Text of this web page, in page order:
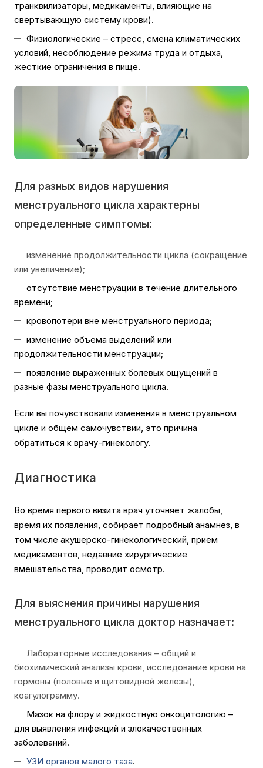
транквилизаторы, медикаменты, влияющие на
свертывающую систему крови).
Физиологические – стресс, смена климатических
условий, несоблюдение режима труда и отдыха,
жесткие ограничения в пище.
Для разных видов нарушения
менструального цикла характерны
определенные симптомы:
изменение продолжительности цикла (сокращение
или увеличение);
отсутствие менструации в течение длительного
времени;
кровопотери вне менструального периода;
изменение объема выделений или
продолжительности менструации;
появление выраженных болевых ощущений в
разные фазы менструального цикла.
Если вы почувствовали изменения в менструальном
цикле и общем самочувствии, это причина
обратиться к врачу-гинекологу.
Диагностика
Во время первого визита врач уточняет жалобы,
время их появления, собирает подробный анамнез, в
том числе акушерско-гинекологический, прием
медикаментов, недавние хирургические
вмешательства, проводит осмотр.
Для выяснения причины нарушения
менструального цикла доктор назначает:
Лабораторные исследования – общий и
биохимический анализы крови, исследование крови на
гормоны (половые и щитовидной железы),
коагулограмму.
Мазок на флору и жидкостную онкоцитологию –
для выявления инфекций и злокачественных
заболеваний.
УЗИ органов малого таза.